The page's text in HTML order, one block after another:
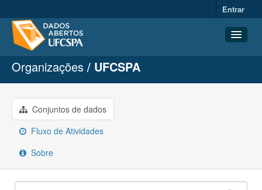
Entrar
Conjuntos de dados
Organizações
Grupos
Sobre
Organizações UFCSPA
Conjuntos de dados
Fluxo de Atividades
Sobre